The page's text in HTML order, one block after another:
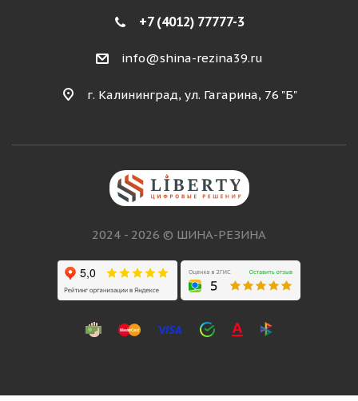
+7 (4012) 77777-3
info@shina-rezina39.ru
г. Калининград, ул. Гагарина, 76 "Б"
2024 - 2026 © ШИНА-РЕЗИНА